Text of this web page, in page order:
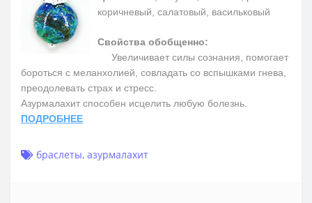
коричневый, салатовый, васильковый
Свойства обобщенно:
Увеличивает силы сознания, помогает
бороться с меланхолией, совладать со вспышками гнева,
преодолевать страх и стресс.
Азурмалахит способен исцелить любую болезнь.
ПОДРОБНЕЕ
браслеты, азурмалахит